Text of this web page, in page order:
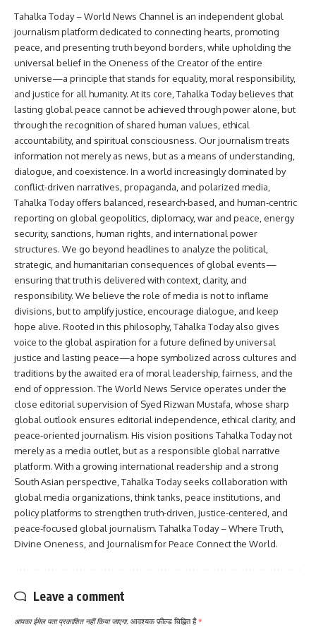
Tahalka Today – World News Channel is an independent global
journalism platform dedicated to connecting hearts, promoting
peace, and presenting truth beyond borders, while upholding the
universal belief in the Oneness of the Creator of the entire
universe—a principle that stands for equality, moral responsibility,
and justice for all humanity. At its core, Tahalka Today believes that
lasting global peace cannot be achieved through power alone, but
through the recognition of shared human values, ethical
accountability, and spiritual consciousness. Our journalism treats
information not merely as news, but as a means of understanding,
dialogue, and coexistence. In a world increasingly dominated by
conflict-driven narratives, propaganda, and polarized media,
Tahalka Today offers balanced, research-based, and human-centric
reporting on global geopolitics, diplomacy, war and peace, energy
security, sanctions, human rights, and international power
structures. We go beyond headlines to analyze the political,
strategic, and humanitarian consequences of global events—
ensuring that truth is delivered with context, clarity, and
responsibility. We believe the role of media is not to inflame
divisions, but to amplify justice, encourage dialogue, and keep
hope alive. Rooted in this philosophy, Tahalka Today also gives
voice to the global aspiration for a future defined by universal
justice and lasting peace—a hope symbolized across cultures and
traditions by the awaited era of moral leadership, fairness, and the
end of oppression. The World News Service operates under the
close editorial supervision of Syed Rizwan Mustafa, whose sharp
global outlook ensures editorial independence, ethical clarity, and
peace-oriented journalism. His vision positions Tahalka Today not
merely as a media outlet, but as a responsible global narrative
platform. With a growing international readership and a strong
South Asian perspective, Tahalka Today seeks collaboration with
global media organizations, think tanks, peace institutions, and
policy platforms to strengthen truth-driven, justice-centered, and
peace-focused global journalism. Tahalka Today – Where Truth,
Divine Oneness, and Journalism for Peace Connect the World.
Leave a comment
आपका ईमेल पता प्रकाशित नहीं किया जाएगा. आवश्यक फ़ील्ड चिह्नित हैं*